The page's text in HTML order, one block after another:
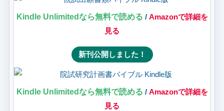
Kindle Unlimitedなら無料で読める / Amazonで詳細を
見る
新刊公開しました！
Kindle Unlimitedなら無料で読める / Amazonで詳細を
見る